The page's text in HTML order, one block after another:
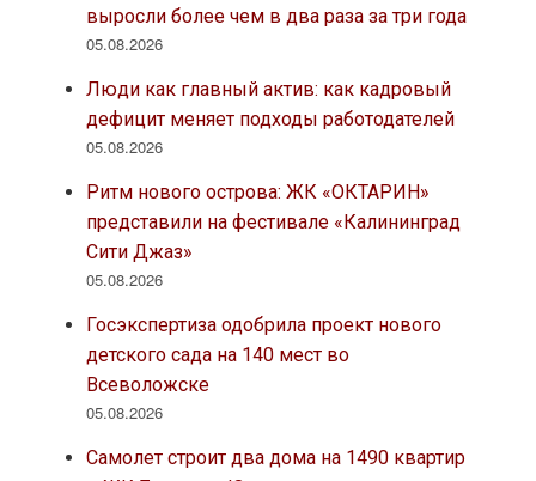
выросли более чем в два раза за три года
05.08.2026
Люди как главный актив: как кадровый
дефицит меняет подходы работодателей
05.08.2026
Ритм нового острова: ЖК «ОКТАРИН»
представили на фестивале «Калининград
Сити Джаз»
05.08.2026
Госэкспертиза одобрила проект нового
детского сада на 140 мест во
Всеволожске
05.08.2026
Самолет строит два дома на 1490 квартир